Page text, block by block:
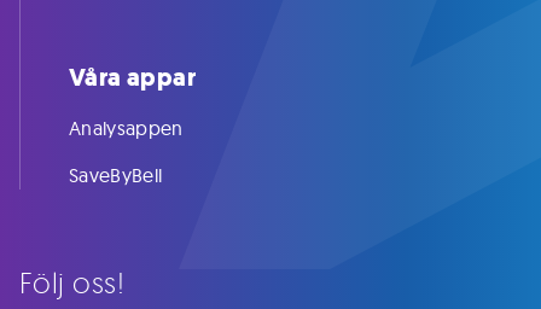
Följ oss!
Våra appar
Analysappen
SaveByBell